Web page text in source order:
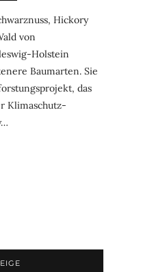
Hickory
von
Holstein
Baumarten. Sie
das
Klimaschutz-